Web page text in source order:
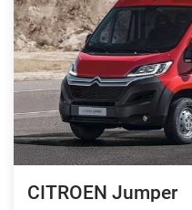
CITROEN Jumper